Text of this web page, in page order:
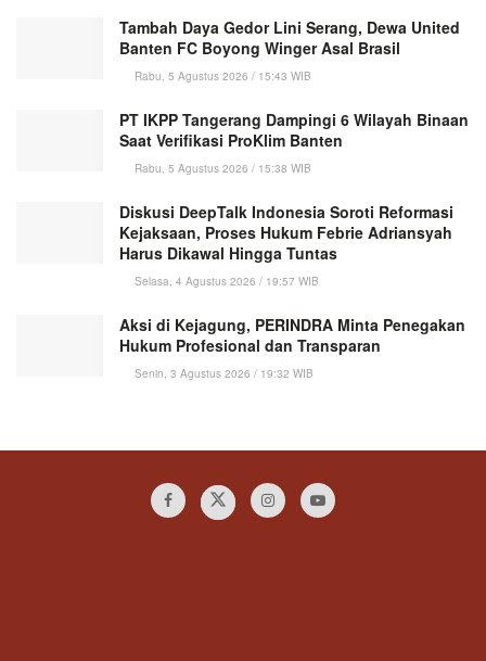
Tambah Daya Gedor Lini Serang, Dewa United
Banten FC Boyong Winger Asal Brasil
Rabu, 5 Agustus 2026 / 15:43 WIB
PT IKPP Tangerang Dampingi 6 Wilayah Binaan
Saat Verifikasi ProKlim Banten
Rabu, 5 Agustus 2026 / 15:38 WIB
Diskusi DeepTalk Indonesia Soroti Reformasi
Kejaksaan, Proses Hukum Febrie Adriansyah
Harus Dikawal Hingga Tuntas
Selasa, 4 Agustus 2026 / 19:57 WIB
Aksi di Kejagung, PERINDRA Minta Penegakan
Hukum Profesional dan Transparan
Senin, 3 Agustus 2026 / 19:32 WIB